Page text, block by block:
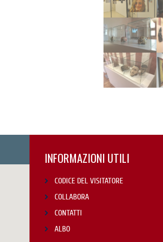
INFORMAZIONI UTILI
CODICE DEL VISITATORE
COLLABORA
CONTATTI
ALBO